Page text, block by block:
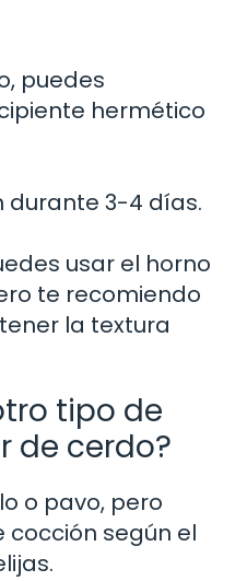
puedes
hermético
durante 3-4 días.
usar el horno
te recomiendo
la textura
tipo de
de cerdo?
o pavo, pero
según el